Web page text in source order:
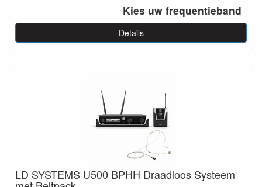
Kies uw frequentieband
Details
LD SYSTEMS U500 BPHH Draadloos Systeem